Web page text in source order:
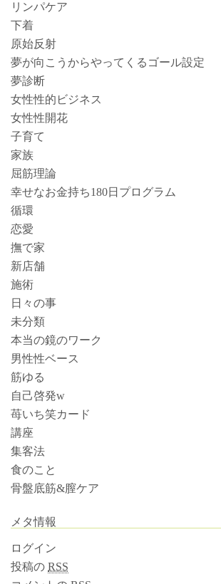
リンパケア
下着
原始反射
夢が向こうからやってくるゴール設定
夢診断
女性性的ビジネス
女性性開花
子育て
家族
屈筋理論
幸せなお金持ち180日プログラム
循環
恋愛
撫で家
新店舗
施術
日々の事
未分類
本当の鏡のワーク
男性性ベース
筋ゆる
自己啓発w
苺いち笑カード
講座
集客法
食のこと
骨盤底筋&膣ケア
メタ情報
ログイン
投稿の RSS